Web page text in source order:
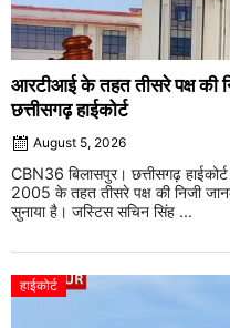
आरटीआई के तहत तीसरे पक्ष की
छत्तीसगढ़ हाईकोर्ट
August 5, 2026
CBN36 बिलासपुर। छत्तीसगढ़
2005 के तहत तीसरे पक्ष की निजी
सुनाया है। जस्टिस सचिन सिंह ...
हाईकोर्ट